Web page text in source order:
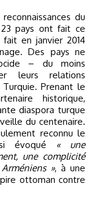
du
pays ont fait ce
en janvier 2014
Des pays ne
– du moins
leurs relations
Prenant le
historique,
diaspora turque
du centenaire.
reconnu le
évoqué « une
une complicité
», à une
ottoman contre